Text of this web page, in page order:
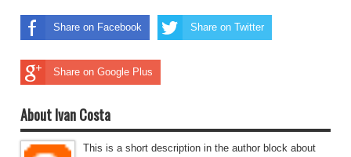
Share on Facebook Share on Twitter
Share on Google Plus
About Ivan Costa
This is a short description in the author block about